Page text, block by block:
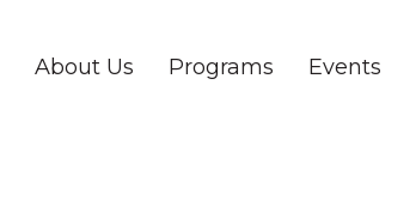
About Us Programs Events